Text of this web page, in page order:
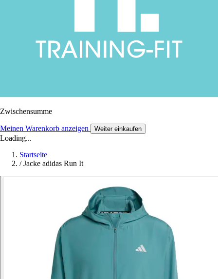
Zwischensumme
Meinen Warenkorb anzeigen Weiter einkaufen
Loading...
Startseite
/ Jacke adidas Run It